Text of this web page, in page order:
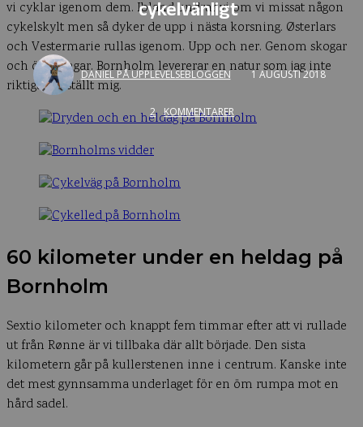
cykelvänligt
DANIEL PÅ UPPLEVELSEBLOGGEN 1 AUGUSTI 2018
2 KOMMENTARER
vi cyklar igenom dem. Ibland undrar vi om vi missat någon
cykelskylt men så dyker de upp i nästa korsning. Østerlars
och Vestermarie rullas igenom. Upp och ner. Genom skogar
och över ängar. Bornholm levererar en natur som jag inte
riktigt föreställt mig.
60 kilometer under en heldag på
Bornholm
Sextio kilometer och knappt fem timmar efter att vi rullade
ut från Rønne är vi tillbaka där allt började. Den sista
kilometern går på kullerstenen inne i centrum. Kanske inte
det mest gynnsamma underlaget för en öm rumpa mot en
hård sadel.